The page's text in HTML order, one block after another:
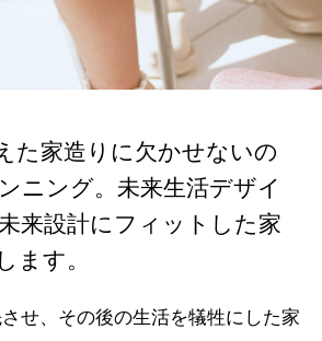
た家造りに欠かせないの
ニング。未来生活デザイ
来設計にフィットした家
ます。
せ、その後の生活を犠牲にした家